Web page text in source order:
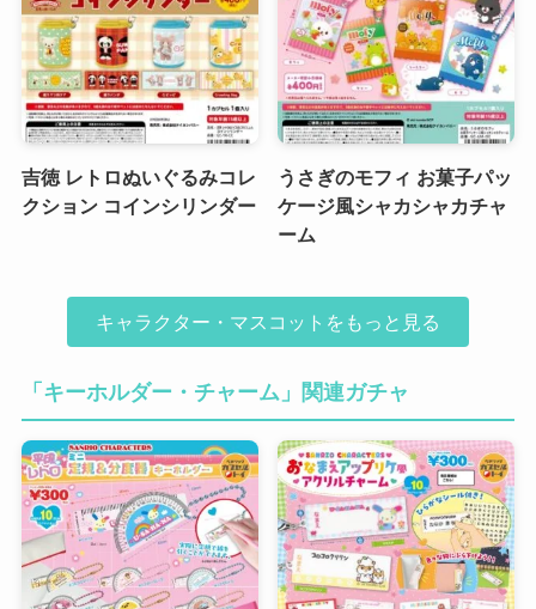
吉徳 レトロぬいぐるみコレ
クション コインシリンダー
うさぎのモフィ お菓子パッ
ケージ風シャカシャカチャ
ーム
キャラクター・マスコットをもっと見る
「キーホルダー・チャーム」関連ガチャ